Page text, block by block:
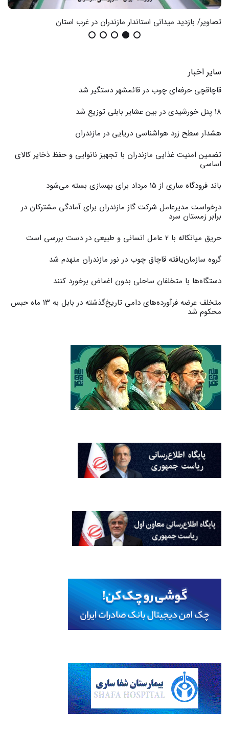
تصاویر/ بازدید میدانی استاندار مازندران در غرب استان
سایر اخبار
قاچاقچی حرفه‌ای چوب در قائمشهر دستگیر شد
۱۸ پنل خورشیدی در بین عشایر بابلی توزیع شد
هشدار سطح زرد هواشناسی دریایی در مازندران
تضمین امنیت غذایی مازندران با تجهیز نانوایی و حفظ ذخایر کالای
اساسی
باند فرودگاه ساری از ۱۵ مرداد برای بهسازی بسته می‌شود
درخواست مدیرعامل شرکت گاز مازندران برای آمادگی مشترکان در
برابر زمستان سرد
حریق میانکاله با 2 عامل انسانی و طبیعی در دست بررسی است
گروه سازمان‌یافته قاچاق چوب در نور مازندران منهدم شد
دستگاه‌ها با متخلفان ساحلی بدون اغماض برخورد کنند
متخلف عرضه فرآورده‌های دامی تاریخ‌گذشته در بابل به ۱۳ ماه حبس
محکوم شد